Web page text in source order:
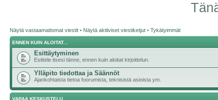
Näytä vastaamattomat viestit • Näytä aktiiviset viestiketjut • Tykätyimmät
ENNEN KUIN ALOITAT...
Esittäytyminen
Esittele itsesi tänne, ennen kuin aloitat kirjoittelun.
Ylläpito tiedottaa ja Säännöt
Ajankohtaista tietoa foorumista, teknisistä asioista ym.
VAPAA KESKUSTELU